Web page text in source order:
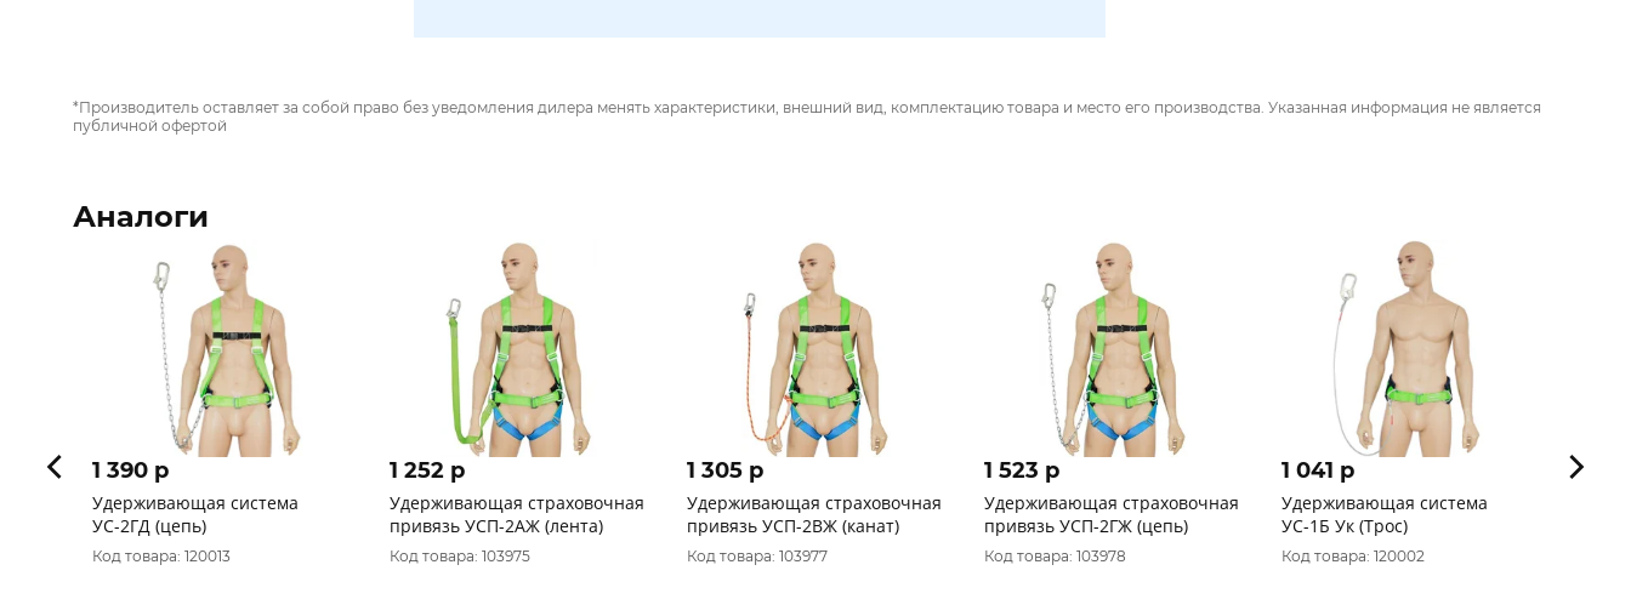
*Производитель оставляет за собой право без уведомления дилера менять характеристики, внешний вид, комплектацию товара и место его производства. Указанная информация не является
публичной офертой
Аналоги
1 390 p
Удерживающая система
УС-2ГД (цепь)
Код товара: 120013
1 252 p
Удерживающая страховочная
привязь УСП-2АЖ (лента)
Код товара: 103975
1 305 p
Удерживающая страховочная
привязь УСП-2ВЖ (канат)
Код товара: 103977
1 523 p
Удерживающая страховочная
привязь УСП-2ГЖ (цепь)
Код товара: 103978
1 041 p
Удерживающая система
УС-1Б Ук (Трос)
Код товара: 120002
966